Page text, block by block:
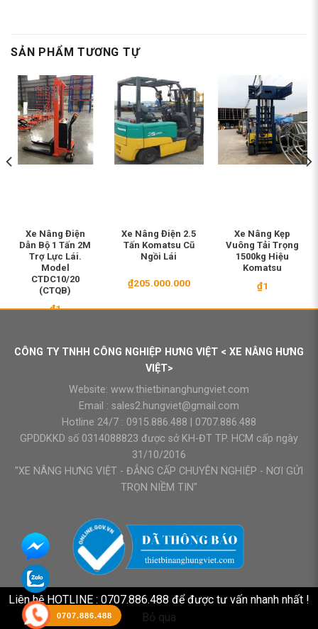
SẢN PHẨM TƯƠNG TỰ
Xe Nâng Điện
Dẫn Bộ 1 Tấn 2M
Trợ Lực Lái.
Model
CTDC10/20
(CTQB)
₫1
Xe Nâng Điện 2.5
Tấn Komatsu Cũ
Ngồi Lái
₫205.000.000
Xe Nâng Kẹp
Vuông Tải Trọng
1500kg Hiệu
Komatsu
₫1
CÔNG TY TNHH CÔNG NGHIỆP HƯNG VIỆT < XE NÂNG HƯNG
VIỆT>
Website: www.thietbinanghungviet.com
Email : sales2.hungviet@gmail.com
Hotline 24/7 : 0915.886.488
0707.886.488
GPDDKKD số 0314088823 được sở KH-ĐT TP. HCM cấp ngày
31/10/2016
"XE NÂNG HƯNG VIỆT - ĐẲNG CẤP CHUYÊN NGHIỆP - NƠI GỬI
TRỌN NIỀM TIN"
Liên hệ HOTLINE : 0707.886.488 để được tư vấn nhanh nhất !
Bỏ qua
0707.886.488